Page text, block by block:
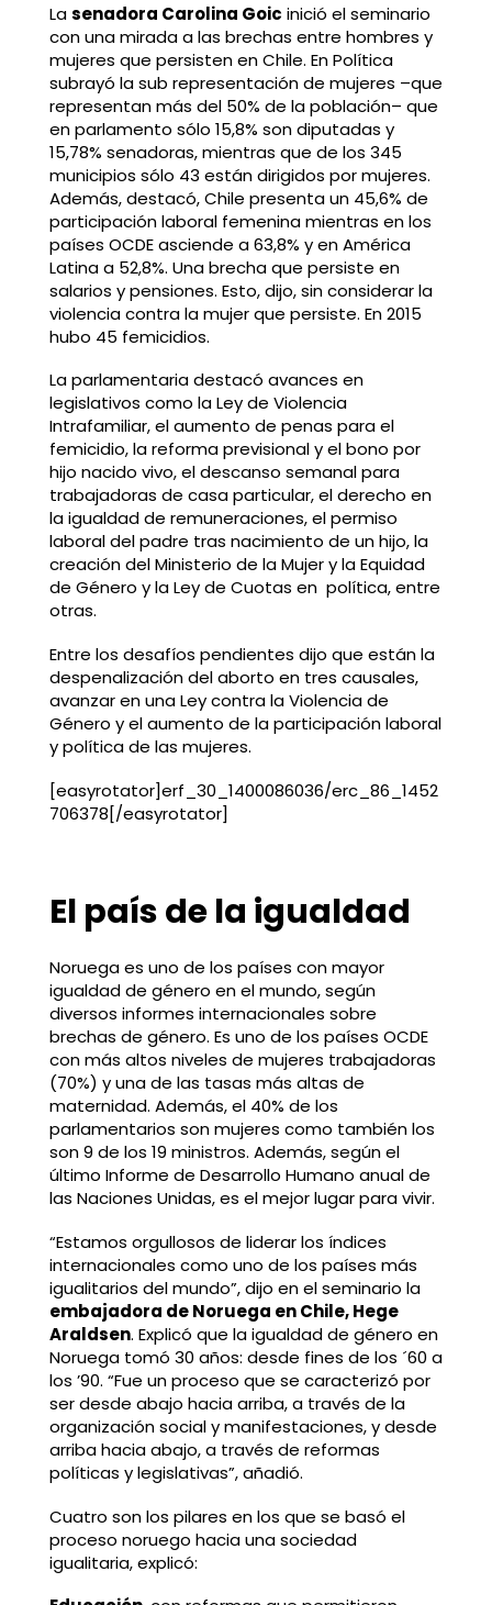
Lasenadora Carolina Goic inició el seminario
con una mirada a las brechas entre hombres y
mujeres que persisten en Chile. En Política
subrayó la sub representación de mujeres –que
representan más del 50% de la población– que
en parlamento sólo 15,8% son diputadas y
15,78% senadoras, mientras que de los 345
municipios sólo 43 están dirigidos por mujeres.
Además, destacó, Chile presenta un 45,6% de
participación laboral femenina mientras en los
países OCDE asciende a 63,8% y en América
Latina a 52,8%. Una brecha que persiste en
salarios y pensiones. Esto, dijo, sin considerar la
violencia contra la mujer que persiste. En 2015
hubo 45 femicidios.
La parlamentaria destacó avances en
legislativos como la Ley de Violencia
Intrafamiliar, el aumento de penas para el
femicidio, la reforma previsional y el bono por
hijo nacido vivo, el descanso semanal para
trabajadoras de casa particular, el derecho en
la igualdad de remuneraciones, el permiso
laboral del padre tras nacimiento de un hijo, la
creación del Ministerio de la Mujer y la Equidad
de Género y la Ley de Cuotas en política, entre
otras.
Entre los desafíos pendientes dijo que están la
despenalización del aborto en tres causales,
avanzar en una Ley contra la Violencia de
Género y el aumento de la participación laboral
y política de las mujeres.
[easyrotator]erf_30_1400086036/erc_86_1452
706378[/easyrotator]
El país de la igualdad
Noruega es uno de los países con mayor
igualdad de género en el mundo, según
diversos informes internacionales sobre
brechas de género. Es uno de los países OCDE
con más altos niveles de mujeres trabajadoras
(70%) y una de las tasas más altas de
maternidad. Además, el 40% de los
parlamentarios son mujeres como también los
son 9 de los 19 ministros. Además, según el
último Informe de Desarrollo Humano anual de
las Naciones Unidas, es el mejor lugar para vivir.
“Estamos orgullosos de liderar los índices
internacionales como uno de los países más
igualitarios del mundo”, dijo en el seminario la
embajadora de Noruega en Chile, Hege
Araldsen. Explicó que la igualdad de género en
Noruega tomó 30 años: desde fines de los ´60 a
los ’90. “Fue un proceso que se caracterizó por
ser desde abajo hacia arriba, a través de la
organización social y manifestaciones, y desde
arriba hacia abajo, a través de reformas
políticas y legislativas”, añadió.
Cuatro son los pilares en los que se basó el
proceso noruego hacia una sociedad
igualitaria, explicó: